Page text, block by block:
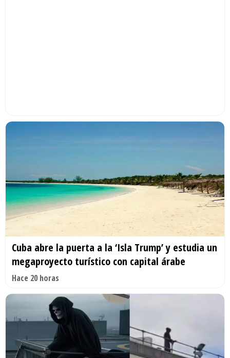
Cuba abre la puerta a la ‘Isla Trump’ y estudia un
megaproyecto turístico con capital árabe
Hace 20 horas